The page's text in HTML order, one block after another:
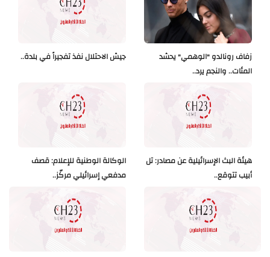
جيش الاحتلال نفذ تفجيراً في بلدة..
زفاف رونالدو "الوهمي" يحشد
المئات.. والنجم يرد..
الوكالة الوطنية للإعلام: قصف
مدفعي إسرائيلي مركّز..
هيئة البث الإسرائيلية عن مصادر: تل
أبيب تتوقع..